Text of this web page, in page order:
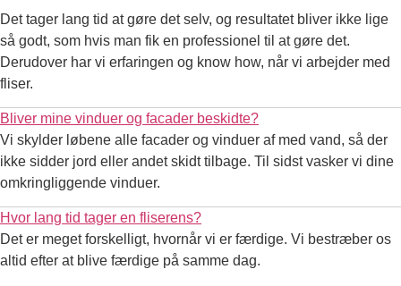
Det tager lang tid at gøre det selv, og resultatet bliver ikke lige
så godt, som hvis man fik en professionel til at gøre det.
Derudover har vi erfaringen og know how, når vi arbejder med
fliser.
Bliver mine vinduer og facader beskidte?
Vi skylder løbene alle facader og vinduer af med vand, så der
ikke sidder jord eller andet skidt tilbage. Til sidst vasker vi dine
omkringliggende vinduer.
Hvor lang tid tager en fliserens?
Det er meget forskelligt, hvornår vi er færdige. Vi bestræber os
altid efter at blive færdige på samme dag.